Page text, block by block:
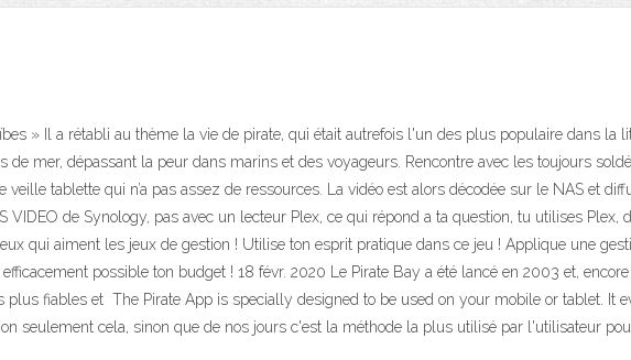
» Il a rétabli au thème la vie de pirate, qui était autrefois l'un des plus populaire dans la
mer, dépassant la peur dans marins et des voyageurs. Rencontre avec les toujours
tablette qui n’a pas assez de ressources. La vidéo est alors décodée sur le NAS et
VIDEO de Synology, pas avec un lecteur Plex, ce qui répond a ta question, tu utilises
qui aiment les jeux de gestion ! Utilise ton esprit pratique dans ce jeu ! Applique une
possible ton budget ! 18 févr. 2020 Le Pirate Bay a été lancé en 2003 et,
plus fiables et The Pirate App is specially designed to be used on your mobile or tablet. It
seulement cela, sinon que de nos jours c'est la méthode la plus utilisé par l'utilisateur